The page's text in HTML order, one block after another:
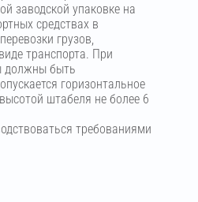
заводской упаковке на
средствах в
грузов,
транспорта. При
должны быть
горизонтальное
штабеля не более 6
требованиями